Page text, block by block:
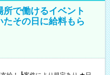
で働けるイベント
その日に給料もら